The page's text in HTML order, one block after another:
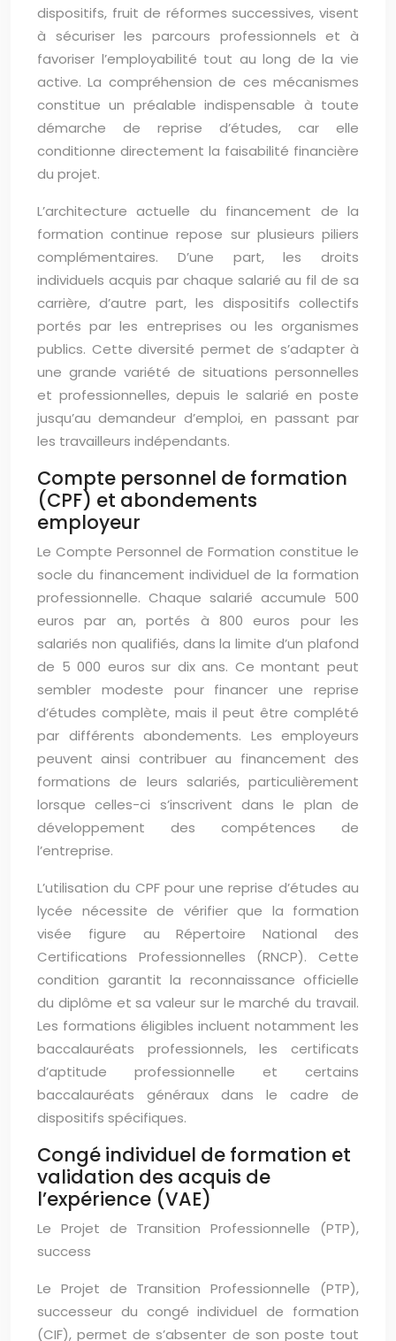
dispositifs, fruit de réformes successives, visent
à sécuriser les parcours professionnels et à
favoriser l’employabilité tout au long de la vie
active. La compréhension de ces mécanismes
constitue un préalable indispensable à toute
démarche de reprise d’études, car elle
conditionne directement la faisabilité financière
du projet.
L’architecture actuelle du financement de la
formation continue repose sur plusieurs piliers
complémentaires. D’une part, les droits
individuels acquis par chaque salarié au fil de sa
carrière, d’autre part, les dispositifs collectifs
portés par les entreprises ou les organismes
publics. Cette diversité permet de s’adapter à
une grande variété de situations personnelles
et professionnelles, depuis le salarié en poste
jusqu’au demandeur d’emploi, en passant par
les travailleurs indépendants.
Compte personnel de formation
(CPF) et abondements
employeur
Le Compte Personnel de Formation constitue le
socle du financement individuel de la formation
professionnelle. Chaque salarié accumule 500
euros par an, portés à 800 euros pour les
salariés non qualifiés, dans la limite d’un plafond
de 5 000 euros sur dix ans. Ce montant peut
sembler modeste pour financer une reprise
d’études complète, mais il peut être complété
par différents abondements. Les employeurs
peuvent ainsi contribuer au financement des
formations de leurs salariés, particulièrement
lorsque celles-ci s’inscrivent dans le plan de
développement des compétences de
l’entreprise.
L’utilisation du CPF pour une reprise d’études au
lycée nécessite de vérifier que la formation
visée figure au Répertoire National des
Certifications Professionnelles (RNCP). Cette
condition garantit la reconnaissance officielle
du diplôme et sa valeur sur le marché du travail.
Les formations éligibles incluent notamment les
baccalauréats professionnels, les certificats
d’aptitude professionnelle et certains
baccalauréats généraux dans le cadre de
dispositifs spécifiques.
Congé individuel de formation et
validation des acquis de
l’expérience (VAE)
Le Projet de Transition Professionnelle (PTP),
success
Le Projet de Transition Professionnelle (PTP),
successeur du congé individuel de formation
(CIF), permet de s’absenter de son poste tout